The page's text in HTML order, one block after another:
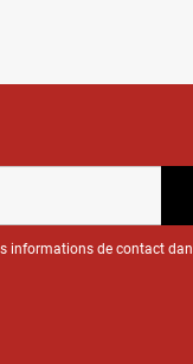
informations de contact